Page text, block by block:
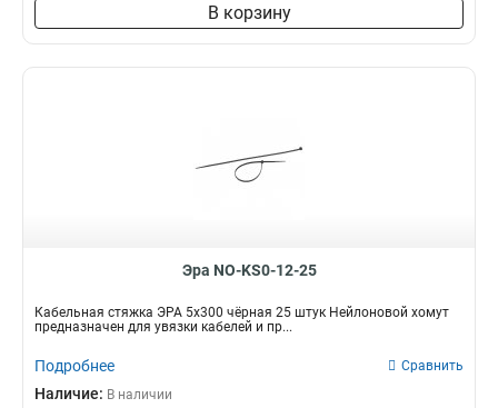
В корзину
Эра NO-KS0-12-25
Кабельная стяжка ЭРА 5x300 чёрная 25 штук Нейлоновой хомут
предназначен для увязки кабелей и пр...
Подробнее Сравнить
Наличие: В наличии